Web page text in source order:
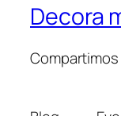
Decora